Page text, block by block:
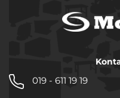
019 - 611 19 19